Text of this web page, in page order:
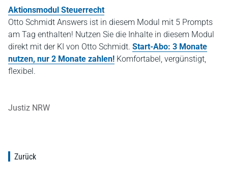
Aktionsmodul Steuerrecht
Otto Schmidt Answers ist in diesem Modul mit 5 Prompts
am Tag enthalten! Nutzen Sie die Inhalte in diesem Modul
direkt mit der KI von Otto Schmidt. Start-Abo: 3 Monate
nutzen, nur 2 Monate zahlen! Komfortabel, vergünstigt,
flexibel.
Justiz NRW
Zurück